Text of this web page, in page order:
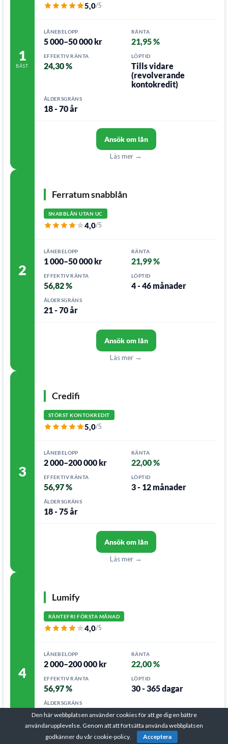
1
BÄST
5,0/5
LÅNEBELOPP
5 000–50 000 kr
RÄNTA
21,95 %
EFFEKTIV RÄNTA
24,30 %
LÖPTID
Tills vidare
(revolverande
kontokredit)
ÅLDERSGRÄNS
18 - 70 år
Ansök om lån
Läs mer →
2
Ferratum snabblån
SNABBLÅN UTAN UC
4,0/5
LÅNEBELOPP
1 000–50 000 kr
RÄNTA
21,99 %
EFFEKTIV RÄNTA
56,82 %
LÖPTID
4 - 46 månader
ÅLDERSGRÄNS
21 - 70 år
Ansök om lån
Läs mer →
3
Credifi
STÖRST KONTOKREDIT
5,0/5
LÅNEBELOPP
2 000–200 000 kr
RÄNTA
22,00 %
EFFEKTIV RÄNTA
56,97 %
LÖPTID
3 - 12 månader
ÅLDERSGRÄNS
18 - 75 år
Ansök om lån
Läs mer →
4
Lumify
RÄNTEFRI FÖRSTA MÅNAD
4,0/5
LÅNEBELOPP
2 000–200 000 kr
RÄNTA
22,00 %
EFFEKTIV RÄNTA
56,97 %
LÖPTID
30 - 365 dagar
ÅLDERSGRÄNS
18 - 70 år
Den här webbplatsen använder cookies för att ge dig en bättre
användarupplevelse. Genom att att fortsätta använda webbplatsen
godkänner du vår cookie-policy.
Acceptera